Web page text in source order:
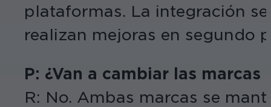
plataformas. La integración
realizan mejoras en segundo
P: ¿Van a cambiar las
R: No. Ambas marcas se